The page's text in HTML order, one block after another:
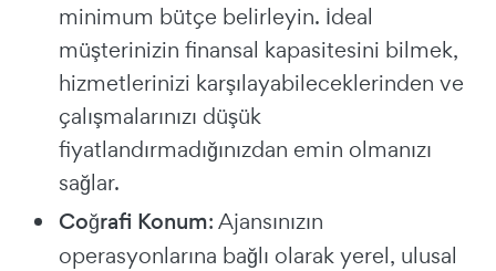
minimum bütçe belirleyin. İdeal
müşterinizin finansal kapasitesini bilmek,
hizmetlerinizi karşılayabileceklerinden ve
çalışmalarınızı düşük
fiyatlandırmadığınızdan emin olmanızı
sağlar.
Coğrafi Konum: Ajansınızın
operasyonlarına bağlı olarak yerel, ulusal